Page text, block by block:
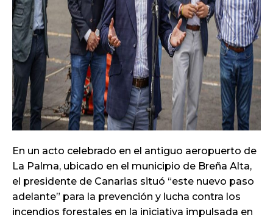
En un acto celebrado en el antiguo aeropuerto de
La Palma, ubicado en el municipio de Breña Alta,
el presidente de Canarias situó “este nuevo paso
adelante” para la prevención y lucha contra los
incendios forestales en la iniciativa impulsada en